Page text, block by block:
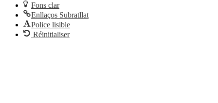
Fons clar
Enllaços Subratllat
Police lisible
Réinitialiser